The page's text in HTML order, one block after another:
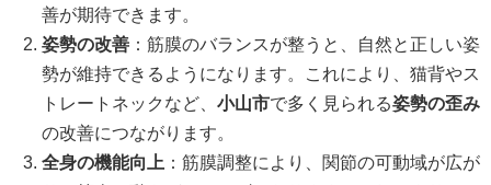
善が期待できます。
姿勢の改善 ：筋膜のバランスが整うと、自然と正しい姿
勢が維持できるようになります。これにより、猫背やス
トレートネックなど、 小山市で多く見られる姿勢の歪み
の改善につながります。
全身の機能向上 ：筋膜調整により、関節の可動域が広が